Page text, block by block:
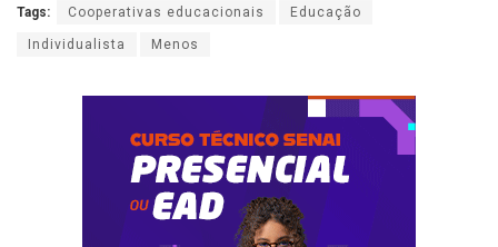
Tags: Cooperativas educacionais Educação
Individualista Menos